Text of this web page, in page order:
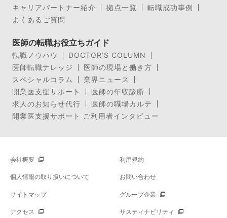
キャリアパートナー紹介
拠点一覧
転職成功事例
よくあるご質問
医師の転職お役立ちガイド
転職ノウハウ
DOCTOR’S COLUMN
医師転職ナレッジ
医師の現場と働き方
スペシャルコラム
業界ニュース
開業医支援サポート
医師の年収診断
求人のお知らせ代行
医師の職場カルテ
開業医支援サポート ご利用者インタビュー
会社概要 利用規約
個人情報の取り扱いについて お問い合わせ
サイトマップ グループ企業
アクセス サスティナビリティ